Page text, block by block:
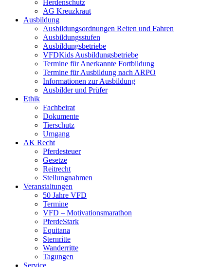
Herdenschutz
AG Kreuzkraut
Ausbildung
Ausbildungsordnungen Reiten und Fahren
Ausbildungsstufen
Ausbildungsbetriebe
VFDKids Ausbildungsbetriebe
Termine für Anerkannte Fortbildung
Termine für Ausbildung nach ARPO
Informationen zur Ausbildung
Ausbilder und Prüfer
Ethik
Fachbeirat
Dokumente
Tierschutz
Umgang
AK Recht
Pferdesteuer
Gesetze
Reitrecht
Stellungnahmen
Veranstaltungen
50 Jahre VFD
Termine
VFD – Motivationsmarathon
PferdeStark
Equitana
Sternritte
Wanderritte
Tagungen
Service